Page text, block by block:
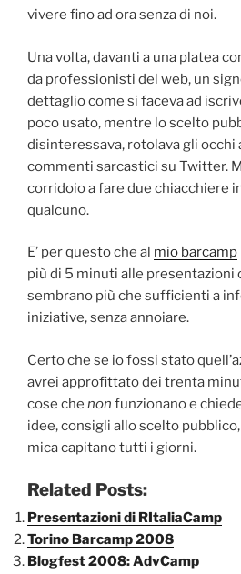
vivere fino ad ora senza di noi.
Una volta, davanti a una platea
da professionisti del web, un
dettaglio come si faceva ad
poco usato, mentre lo scelto
disinteressava, rotolava gli occhi
commenti sarcastici su Twitter.
corridoio a fare due chiacchiere
qualcuno.
E’ per questo che al mio barcamp
più di 5 minuti alle presentazioni
sembrano più che sufficienti a
iniziative, senza annoiare.
Certo che se io fossi stato
avrei approfittato dei trenta
cose che non funzionano e
idee, consigli allo scelto
mica capitano tutti i giorni.
Related Posts:
Presentazioni di RItaliaCamp
Torino Barcamp 2008
Blogfest 2008: AdvCamp